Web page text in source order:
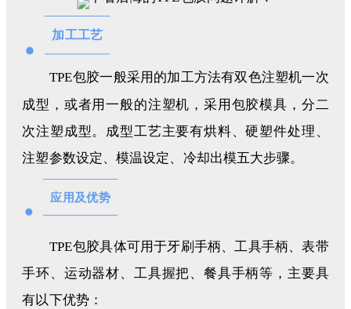
加工工艺
TPE包胶一般采用的加工方法有双色注塑机一次
成型，或者用一般的注塑机，采用包胶模具，分二
次注塑成型。成型工艺主要有烘料、硬塑件处理、
注塑参数设定、模温设定、冷却出模五大步骤。
应用及优势
TPE包胶具体可用于牙刷手柄、工具手柄、表带
手环、运动器材、工具握把、餐具手柄等，主要具
有以下优势：